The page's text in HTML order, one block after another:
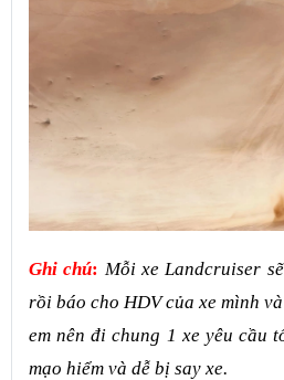
Ghi chú: Mỗi xe Landcruiser
rồi báo cho HDV của xe mình
em nên đi chung 1 xe yêu cầu
mạo hiểm và dễ bị say xe.